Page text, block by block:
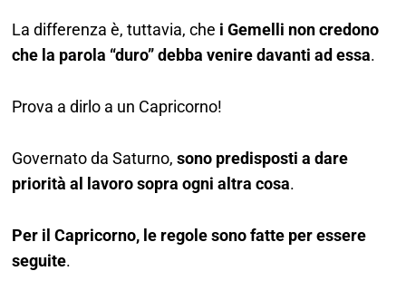
La differenza è, tuttavia, che i Gemelli non credono
che la parola “duro” debba venire davanti ad essa.
Prova a dirlo a un Capricorno!
Governato da Saturno,sono predisposti a dare
priorità al lavoro sopra ogni altra cosa.
Per il Capricorno, le regole sono fatte per essere
seguite.